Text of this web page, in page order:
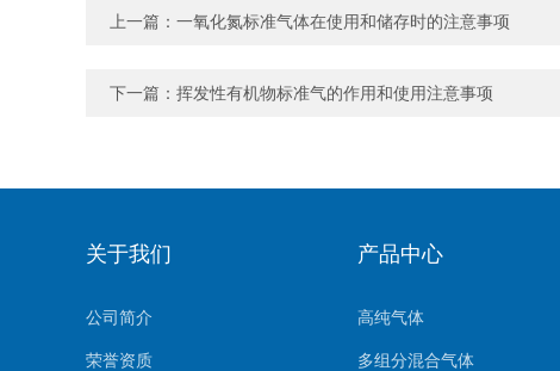
上一篇： 一氧化氮标准气体在使用和储存时的注意事项
下一篇： 挥发性有机物标准气的作用和使用注意事项
关于我们
公司简介
荣誉资质
产品中心
高纯气体
多组分混合气体